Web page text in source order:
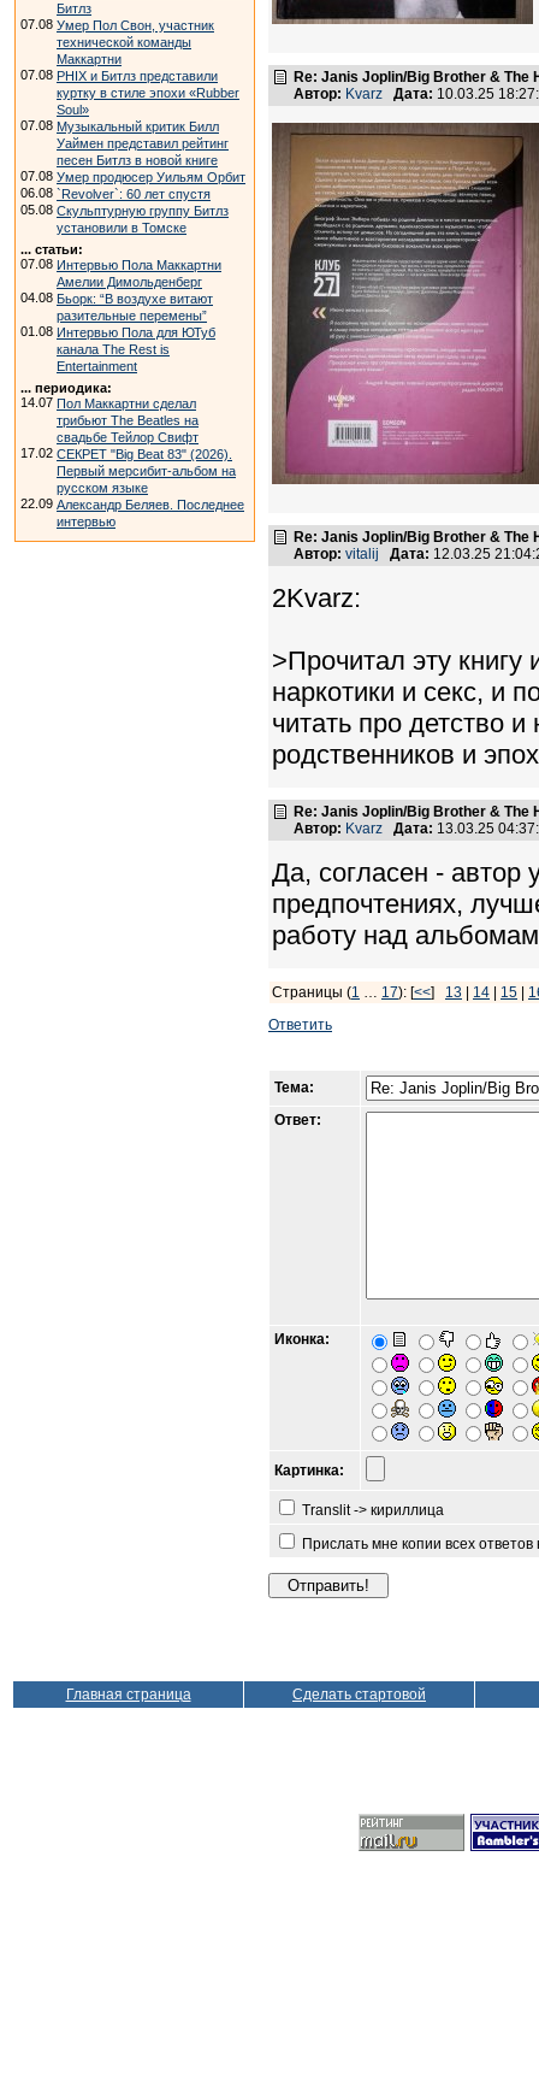
Битлз
07.08 Умер Пол Свон, участник
технической команды
Маккартни
07.08 PHIX и Битлз представили
куртку в стиле эпохи «Rubber
Soul»
07.08 Музыкальный критик Билл
Уаймен представил рейтинг
песен Битлз в новой книге
07.08 Умер продюсер Уильям Орбит
06.08 `Revolver`: 60 лет спустя
05.08 Скульптурную группу Битлз
установили в Томске
... статьи:
07.08 Интервью Пола Маккартни
Амелии Димольденберг
04.08 Бьорк: “В воздухе витают
разительные перемены”
01.08 Интервью Пола для ЮТуб
канала The Rest is
Entertainment
... периодика:
14.07 Пол Маккартни сделал
трибьют The Beatles на
свадьбе Тейлор Свифт
17.02 СЕКРЕТ "Big Beat 83" (2026).
Первый мерсибит-альбом на
русском языке
22.09 Александр Беляев. Последнее
интервью
Re: Janis Joplin/Big Brother & The
Автор: Kvarz Дата: 10.03.25
Re: Janis Joplin/Big Brother & The
Автор: vitalij Дата: 12.03.25
2Kvarz:
>Прочитал эту
наркотики и секс, и
читать про детство
родственников и
Re: Janis Joplin/Big Brother & The
Автор: Kvarz Дата: 13.03.25
Да, согласен - автор
предпочтениях,
работу над
Страницы (1 … 17): [<<] 13 14 15
Ответить
Тема:
Ответ:
Иконка:
Картинка:
Translit -> кириллица
Прислать мне копии всех
Главная страница Сделать стартовой